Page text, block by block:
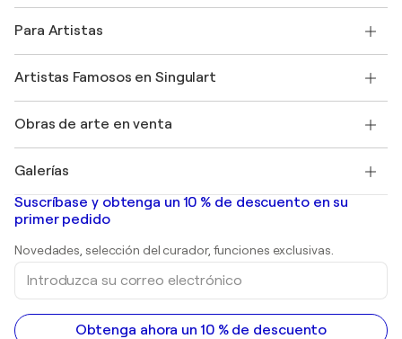
Ofrecer una tarjeta regalo
Unirse a nuestro programa comercial
Mi cuenta
Protección al comprador
+34 911 23 97 81
faq
Revista Singulart
Empleos
Descubre arte original seleccionado
Para Artistas
Inicie sesión como Artista
Artistas Famosos en Singulart
Marc Chagall
Banksy
Mr. Brainwash
Shepard Fairey
Obras de arte en venta
Pinturas abstractas en venta
pinturas de paisajes
Huellas dactilares
pinturas acrílicas
Galerías
Galerías de arte en España
Suscríbase y obtenga un 10 % de descuento en su
primer pedido
Novedades, selección del curador, funciones exclusivas.
Introduzca
correo
electrónico
Obtenga ahora un 10 % de descuento